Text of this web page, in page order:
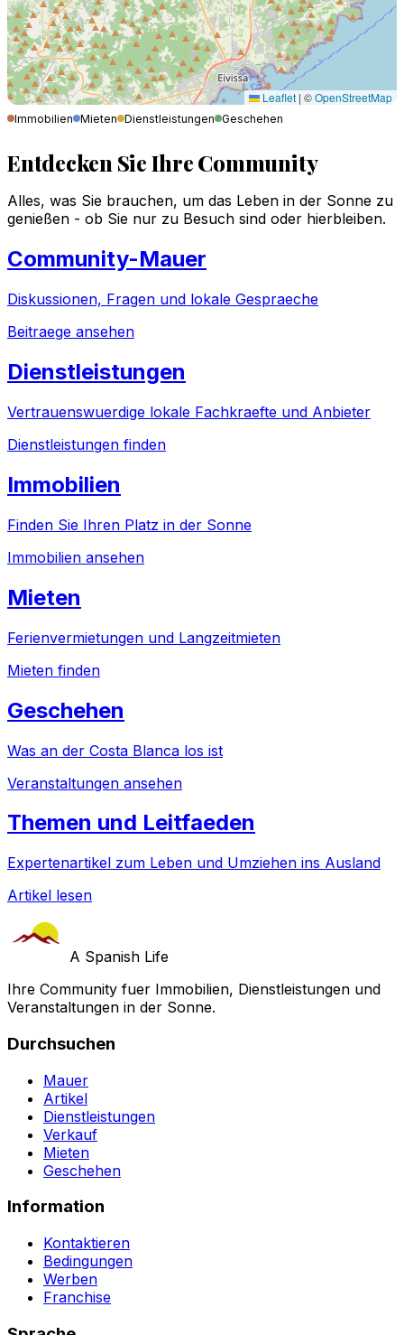
Leaflet | ©OpenStreetMap
Immobilien Mieten Dienstleistungen Geschehen
Entdecken Sie Ihre Community
Alles, was Sie brauchen, um das Leben in der Sonne zu
genießen - ob Sie nur zu Besuch sind oder hierbleiben.
Community-Mauer
Diskussionen, Fragen und lokale Gespraeche
Beitraege ansehen
Dienstleistungen
Vertrauenswuerdige lokale Fachkraefte und Anbieter
Dienstleistungen finden
Immobilien
Finden Sie Ihren Platz in der Sonne
Immobilien ansehen
Mieten
Ferienvermietungen und Langzeitmieten
Mieten finden
Geschehen
Was an der Costa Blanca los ist
Veranstaltungen ansehen
Themen und Leitfaeden
Expertenartikel zum Leben und Umziehen ins Ausland
Artikel lesen
A Spanish Life
Ihre Community fuer Immobilien, Dienstleistungen und
Veranstaltungen in der Sonne.
Durchsuchen
Mauer
Artikel
Dienstleistungen
Verkauf
Mieten
Geschehen
Information
Kontaktieren
Bedingungen
Werben
Franchise